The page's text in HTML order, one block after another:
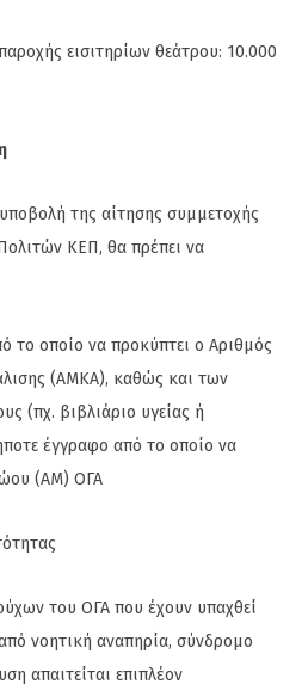
εισιτηρίων θεάτρου: 10.000
της αίτησης συμμετοχής
ΚΕΠ, θα πρέπει να
το οποίο να προκύπτει ο Αριθμός
(ΑΜΚΑ), καθώς και των
(πχ. βιβλιάριο υγείας ή
έγγραφο από το οποίο να
(ΑΜ) ΟΓΑ
του ΟΓΑ που έχουν υπαχθεί
νοητική αναπηρία, σύνδρομο
απαιτείται επιπλέον